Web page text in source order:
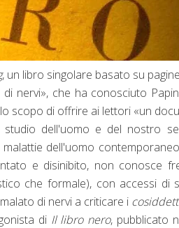
, un libro singolare basato su
nervi», che ha conosciuto
scopo di offrire ai lettori «un
dell'uomo e del nostro
dell'uomo
e disinibito, non conosce
che formale), con accessi
di nervi a criticare i
di Il libro nero, pubblicato